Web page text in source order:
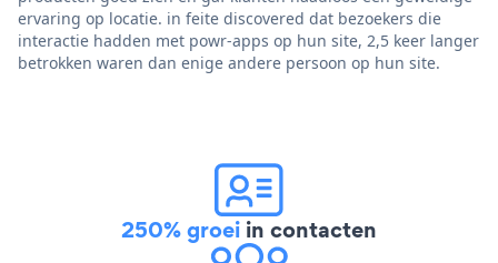
ervaring op locatie. in feite discovered dat bezoekers die
interactie hadden met powr-apps op hun site, 2,5 keer langer
betrokken waren dan enige andere persoon op hun site.
250% groei in contacten